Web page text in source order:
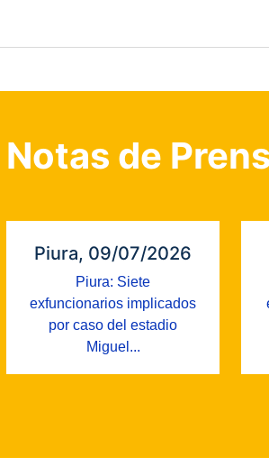
Notas de
Piura, 09/07/2026
Piura: Siete
exfuncionarios implicados
por caso del estadio
Miguel...